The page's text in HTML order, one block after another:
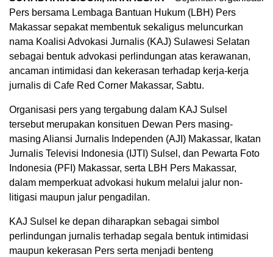
Pers bersama Lembaga Bantuan Hukum (LBH) Pers
Makassar sepakat membentuk sekaligus meluncurkan
nama Koalisi Advokasi Jurnalis (KAJ) Sulawesi Selatan
sebagai bentuk advokasi perlindungan atas kerawanan,
ancaman intimidasi dan kekerasan terhadap kerja-kerja
jurnalis di Cafe Red Corner Makassar, Sabtu.
Organisasi pers yang tergabung dalam KAJ Sulsel
tersebut merupakan konsituen Dewan Pers masing-
masing Aliansi Jurnalis Independen (AJI) Makassar, Ikatan
Jurnalis Televisi Indonesia (IJTI) Sulsel, dan Pewarta Foto
Indonesia (PFI) Makassar, serta LBH Pers Makassar,
dalam memperkuat advokasi hukum melalui jalur non-
litigasi maupun jalur pengadilan.
KAJ Sulsel ke depan diharapkan sebagai simbol
perlindungan jurnalis terhadap segala bentuk intimidasi
maupun kekerasan Pers serta menjadi benteng